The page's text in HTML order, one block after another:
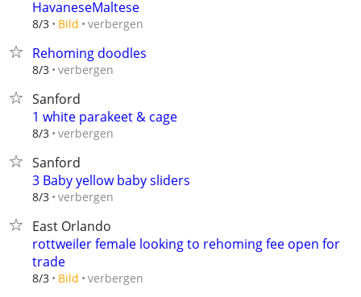
HavaneseMaltese
8/3 Bild verbergen
Rehoming doodles
8/3 verbergen
Sanford
1 white parakeet & cage
8/3 verbergen
Sanford
3 Baby yellow baby sliders
8/3 verbergen
East Orlando
rottweiler female looking to rehoming fee open for
trade
8/3 Bild verbergen